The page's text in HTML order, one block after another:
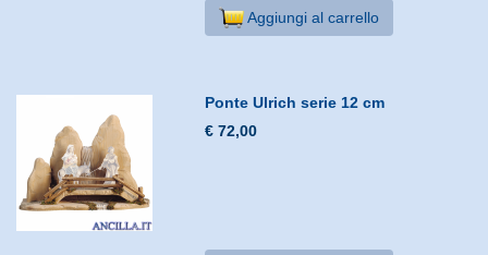
Aggiungi al carrello
Ponte Ulrich serie 12 cm
€ 72,00